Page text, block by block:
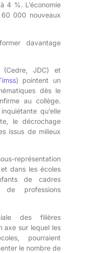
4 %. L’économie
000 nouveaux
davantage
(Cedre, JDC) et
) pointent un
dès le
au collège.
qu’elle
le décrochage
issus de milieux
représentation
dans les écoles
de cadres
de professions
des filières
axe sur lequel les
pourraient
le nombre de